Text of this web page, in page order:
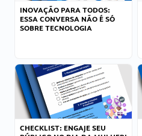
INOVAÇÃO PARA TODOS:
ESSA CONVERSA NÃO É SÓ
SOBRE TECNOLOGIA
CHECKLIST: ENGAJE SEU